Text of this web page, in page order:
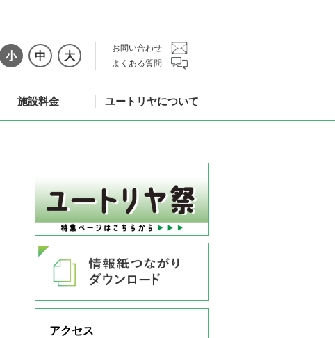
小 中 大
お問い合わせ
よくある質問
施設料金 ユートリヤについて
アクセス